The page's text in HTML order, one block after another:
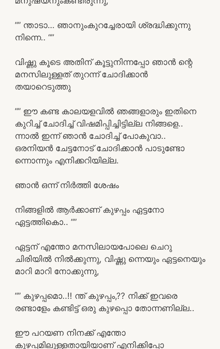
“” ന്താടാ… ഞാനുംകുറച്ചേരായി ശ്രദ്ധിക്കുന്നു
നിന്നെ.. “”
വിഷ്ണു കൂടെ അതിന് കൂട്ടുനിന്നപ്പോ ഞാൻ ന്റെ
മനസിലുള്ളത് തുറന്ന് ചോദിക്കാൻ
തയാറെടുത്തു
“” ഈ കണ്ട കാലയളവിൽ ഞങ്ങളാരും ഇതിനെ
കുറിച്ച് ചോദിച്ച് വിഷമിപ്പിച്ചിട്ടില്ല നിങ്ങളെ..
ന്നാൽ ഇന്ന് ഞാൻ ചോദിച്ച് പോകുവാ..
ഒരനിയൻ ചേട്ടനോട് ചോദിക്കാൻ പാടുണ്ടോ
ന്നൊന്നും എനിക്കറിയില്ല.
ഞാൻ ഒന്ന് നിർത്തി ശേഷം
നിങ്ങളിൽ ആർക്കാണ് കുഴപ്പം ഏട്ടനോ
ഏട്ടത്തികൊ.. “”
ഏട്ടന് എന്തോ മനസിലായപോലെ ചെറു
ചിരിയിൽ നിൽക്കുന്നു, വിഷ്ണു ന്നെയും ഏട്ടനെയും
മാറി മാറി നോക്കുന്നു,
“” കുഴപ്പമൊ..!! ന്ത്‌ കുഴപ്പം,?? നിക്ക് ഇവരെ
രണ്ടാളേം കണ്ടിട്ട് ഒരു കുഴപ്പൊ തോന്നണില്ല..
ഈ പറയണ നിനക്ക് എന്തോ
കുഴപ്പമിലുള്ളതായിയാണ് എനിക്കിപ്പോ